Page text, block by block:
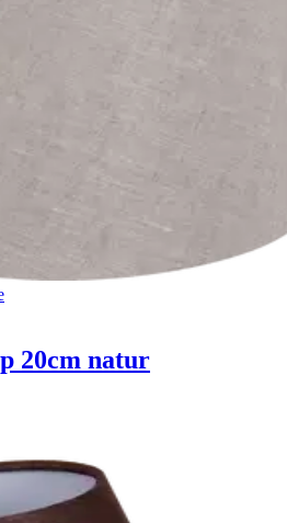
20cm natur